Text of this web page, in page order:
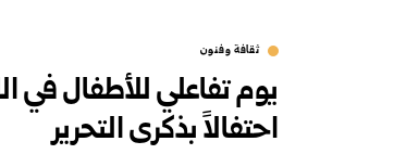
ثقافة وفنون
يوم تفاعلي للأطفال في
احتفالاً بذكرى التحرير